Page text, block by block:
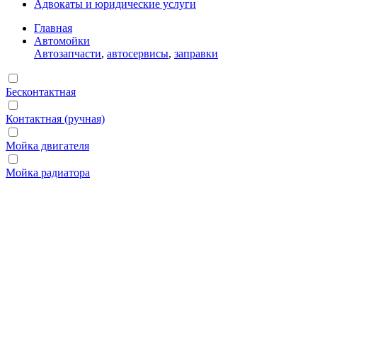
Адвокаты и юридические услуги
Главная
Автомойки
Автозапчасти, автосервисы, заправки
Бесконтактная
Контактная (ручная)
Мойка двигателя
Мойка радиатора